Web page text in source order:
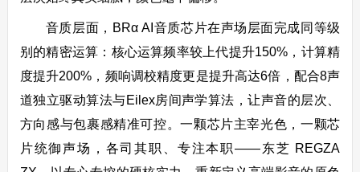
音质层面，BRα AI音质芯片在声场层面完成同等级
别的精密运算：核心运算频率较上代提升150%，计算精
度提升200%，频响调校精度更是提升高达6倍，配合8声
道独立驱动算法与Eilex房间声学算法，让声音的层次、
方向感与包裹感精准可控。一颗芯片主宰光色，一颗芯
片统御声场，各司其职、专注本职——东芝 REGZA